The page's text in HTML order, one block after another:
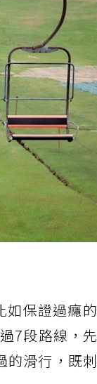
保證過癮
7段路線，
的滑行，既